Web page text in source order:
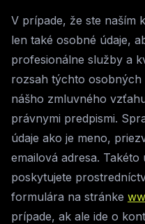
V prípade, že ste naším
len také osobné údaje,
profesionálne služby a
rozsah týchto osobných
nášho zmluvného
právnymi predpismi.
údaje ako je meno,
emailová adresa.
poskytujete
formulára na stránke
prípade, ak ale ide o